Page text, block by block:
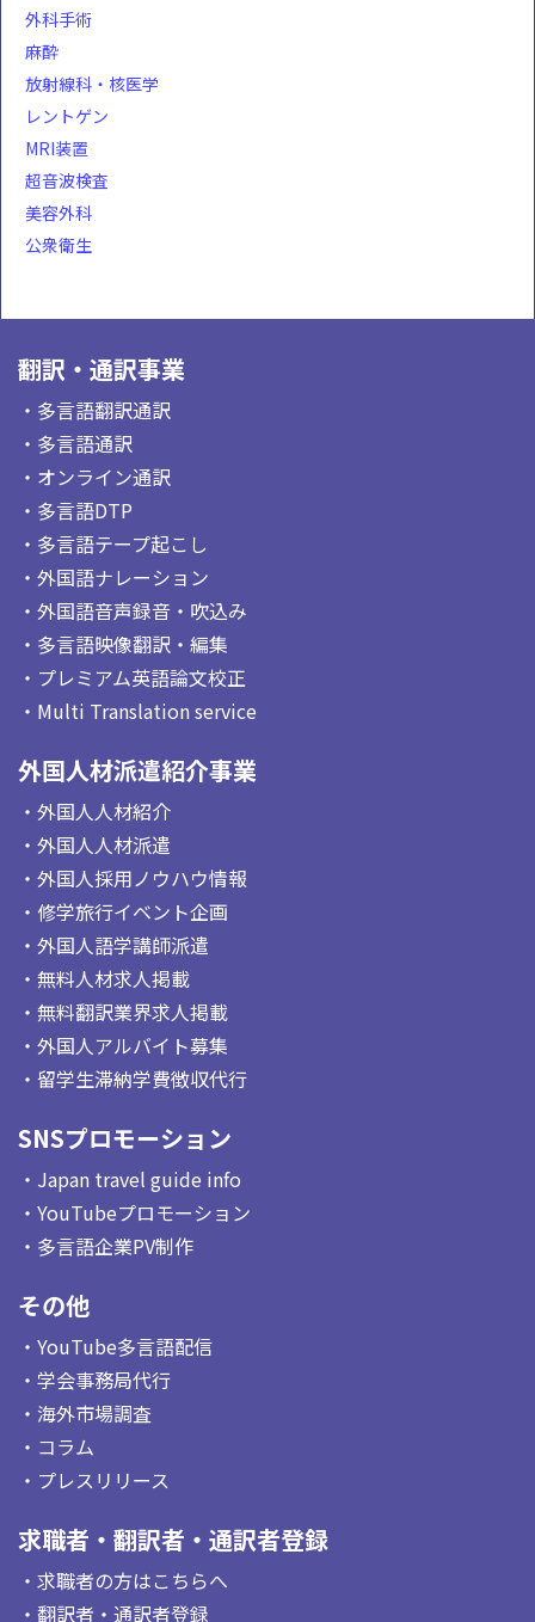
外科手術
麻酔
放射線科・核医学
レントゲン
MRI装置
超音波検査
美容外科
公衆衛生